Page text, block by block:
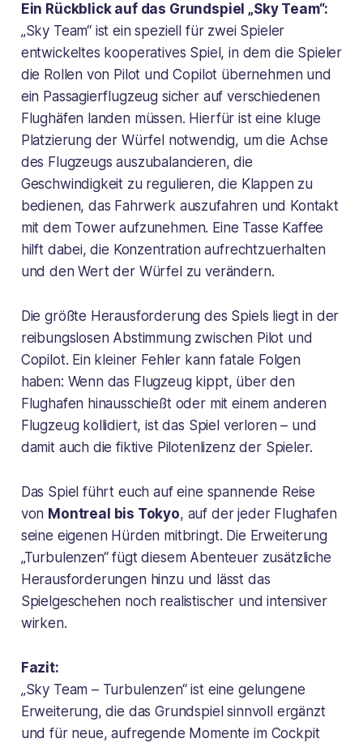
Ein Rückblick auf das Grundspiel „Sky Team“:
„Sky Team“ ist ein speziell für zwei Spieler
entwickeltes kooperatives Spiel, in dem die Spieler
die Rollen von Pilot und Copilot übernehmen und
ein Passagierflugzeug sicher auf verschiedenen
Flughäfen landen müssen. Hierfür ist eine kluge
Platzierung der Würfel notwendig, um die Achse
des Flugzeugs auszubalancieren, die
Geschwindigkeit zu regulieren, die Klappen zu
bedienen, das Fahrwerk auszufahren und Kontakt
mit dem Tower aufzunehmen. Eine Tasse Kaffee
hilft dabei, die Konzentration aufrechtzuerhalten
und den Wert der Würfel zu verändern.
Die größte Herausforderung des Spiels liegt in der
reibungslosen Abstimmung zwischen Pilot und
Copilot. Ein kleiner Fehler kann fatale Folgen
haben: Wenn das Flugzeug kippt, über den
Flughafen hinausschießt oder mit einem anderen
Flugzeug kollidiert, ist das Spiel verloren – und
damit auch die fiktive Pilotenlizenz der Spieler.
Das Spiel führt euch auf eine spannende Reise
von Montreal bis Tokyo, auf der jeder Flughafen
seine eigenen Hürden mitbringt. Die Erweiterung
„Turbulenzen“ fügt diesem Abenteuer zusätzliche
Herausforderungen hinzu und lässt das
Spielgeschehen noch realistischer und intensiver
wirken.
Fazit:
„Sky Team – Turbulenzen“ ist eine gelungene
Erweiterung, die das Grundspiel sinnvoll ergänzt
und für neue, aufregende Momente im Cockpit